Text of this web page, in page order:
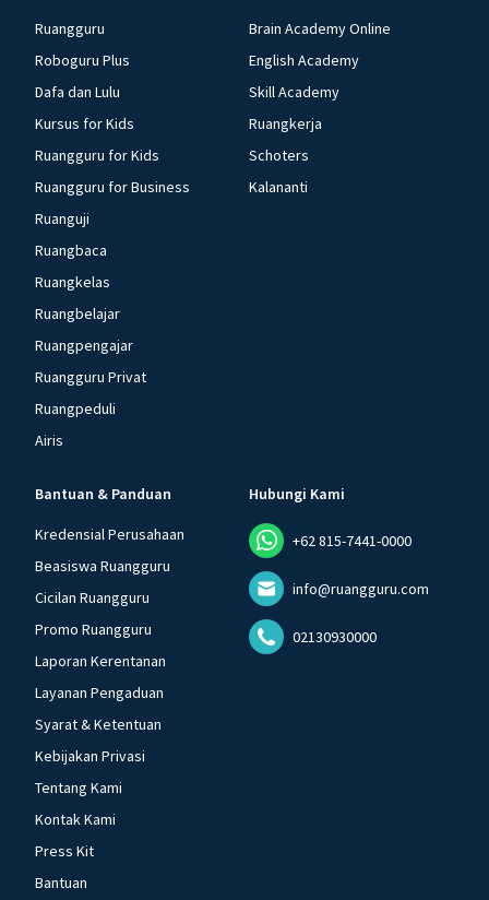
Ruangguru
Roboguru Plus
Dafa dan Lulu
Kursus for Kids
Ruangguru for Kids
Ruangguru for Business
Ruanguji
Ruangbaca
Ruangkelas
Ruangbelajar
Ruangpengajar
Ruangguru Privat
Ruangpeduli
Airis
Brain Academy Online
English Academy
Skill Academy
Ruangkerja
Schoters
Kalananti
Bantuan & Panduan
Kredensial Perusahaan
Beasiswa Ruangguru
Cicilan Ruangguru
Promo Ruangguru
Laporan Kerentanan
Layanan Pengaduan
Syarat & Ketentuan
Kebijakan Privasi
Tentang Kami
Kontak Kami
Press Kit
Bantuan
Hubungi Kami
+62 815-7441-0000
info@ruangguru.com
02130930000